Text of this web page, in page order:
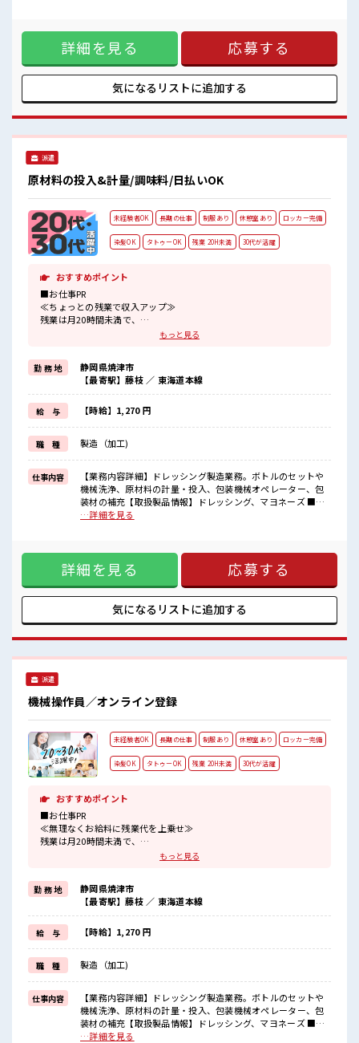
安心してお仕事に集中♪
土日祝休みなので、
ON/OFFの切替もしやすい！
が好きな方におすすめのお仕事です。。【取扱製品情報】
CD・DVD、ブルーレイディスク ■お仕事PR ≪女性も働きや
すい職場≫ もちろん男性の応募も歓迎ですよ！ ≪無理なく働
ける≫ 場合によってはお願いすることもありますが、 残業は
ほとんどナシ！ ≪週休2日制≫ 週末は家族や友人と一緒にプ
ライベート満喫！ ≪ラクラク制服アリ≫ 制服があるので、 毎
にチャレンジするのは不安だけど、 しっかり働く環境が整っ
ています！ イチからスキルUP・ステップUP目指していきま
中♪ 土日祝休みなので、 ON/OFFの切替もしやすい！
詳細を見る 応募する
気になるリストに追加する
派遣
原材料の投入&計量/調味料/日払いOK
未経験者OK 長期の仕事 制服あり 休憩室あり ロッカー完備
染髪OK タトゥーOK 残業 20H未満 30代が活躍
おすすめポイント
■お仕事PR
≪ちょっとの残業で収入アップ≫
残業は月20時間未満で、
明るすぎたり奇抜でなければ基本的に自由！
(規定有)制服があると毎日の服選びに悩まずOK♪
≪未経験の方も大カンゲイ≫
新しいことにチャレンジするのは不安だけど、
しっかり働く環境が整っています！
イチからスキルUP・ステップUP目指していきましょう！
≪収入アップを目指せる≫
高時給だらけの派遣のお仕事です！
■職場の雰囲気
派手すぎなければ多少のヘアカラーもOKなのはウレシイPoint☆
休憩室完備でランチや休憩も充実しそう♪
持ち物が多いあなたにもぴったり☆
もっと見る
勤 務 地
静岡県焼津市
【最寄駅】藤枝 ／ 東海道本線
給 与 【時給】1,270 円
職 種 製造（加工)
仕事内容
【業務内容詳細】ドレッシング製造業務。ボトルのセットや
機械洗浄、原材料の計量・投入、包装機械オペレーター、包
装材の補充【取扱製品情報】ドレッシング、マヨネーズ ■お
仕事PR ≪ちょっとの残業で収入アップ≫ 残業は月20時間未満
と毎日の服選びに悩まずOK♪ ≪未経験の方も大カンゲイ≫
新しいことにチャレンジするのは不安だけど、 しっかり働く
環境が整っています！ イチからスキルUP・ステップUP目指
していきましょう！ ≪収入アップを目指せる≫ 高時給だらけ
の派遣のお仕事です！ ■職場の雰囲気 派手すぎなければ多少
のヘアカラーもOKなのはウレシイPoint☆ 休憩室完備でラン
ロッカー付き職場♪
…詳細を見る
詳細を見る 応募する
気になるリストに追加する
派遣
機械操作員／オンライン登録
未経験者OK 長期の仕事 制服あり 休憩室あり ロッカー完備
染髪OK タトゥーOK 残業 20H未満 30代が活躍
おすすめポイント
■お仕事PR
≪無理なくお給料に残業代を上乗せ≫
残業は月20時間未満で、
基本的に髪色自由で明るすぎたり奇抜でなければOKです！
(規定有)≪機能的な制服アリ≫
制服があるので、
毎日の服装の悩み解消♪
≪初めての仕事だけど自分にもできそう≫
新しいことにチャレンジするのは不安だけど、
しっかり働く環境が整っています！
イチからスキルUP・ステップUP目指していきましょう！
≪様々なお仕事をご提案≫
一人で悩まず気軽に相談できる、
派遣のお仕事です！
■職場の雰囲気
もっと見る
勤 務 地
静岡県焼津市
【最寄駅】藤枝 ／ 東海道本線
給 与 【時給】1,270 円
職 種 製造（加工)
仕事内容
【業務内容詳細】ドレッシング製造業務。ボトルのセットや
機械洗浄、原材料の計量・投入、包装機械オペレーター、包
装材の補充【取扱製品情報】ドレッシング、マヨネーズ ■お
仕事PR ≪無理なくお給料に残業代を上乗せ≫ 残業は月20時間
…詳細を見る